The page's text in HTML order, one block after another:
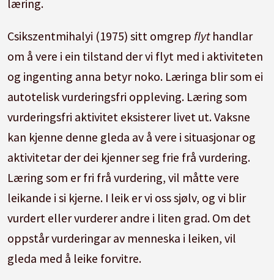
læring.
Csikszentmihalyi (1975) sitt omgrep flythandlar
om å vere i ein tilstand der vi flyt med i aktiviteten
og ingenting anna betyr noko. Læringa blir som ei
autotelisk vurderingsfri oppleving. Læring som
vurderingsfri aktivitet eksisterer livet ut. Vaksne
kan kjenne denne gleda av å vere i situasjonar og
aktivitetar der dei kjenner seg frie frå vurdering.
Læring som er fri frå vurdering, vil måtte vere
leikande i si kjerne. I leik er vi oss sjølv, og vi blir
vurdert eller vurderer andre i liten grad. Om det
oppstår vurderingar av menneska i leiken, vil
gleda med å leike forvitre.